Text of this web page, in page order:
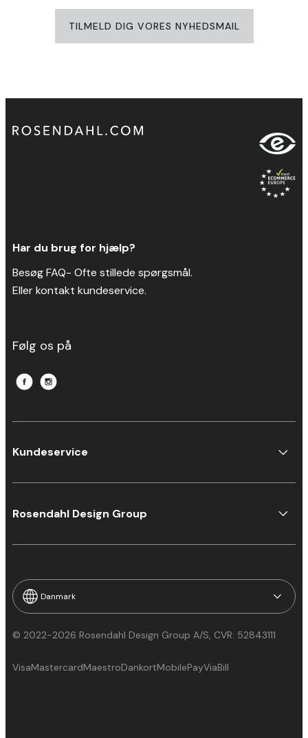
TILMELD DIG VORES NYHEDSMAIL
Har du brug for hjælp?
Besøg FAQ- Ofte stillede spørgsmål.
Eller kontakt kundeservice.
Følg os på
Kundeservice
Rosendahl Design Group
© 2022-2026 Rosendahl Design Group A/S, CVR: 52843111
VisaMastercardMaestroDankortMobilePayViaBill
Danmark